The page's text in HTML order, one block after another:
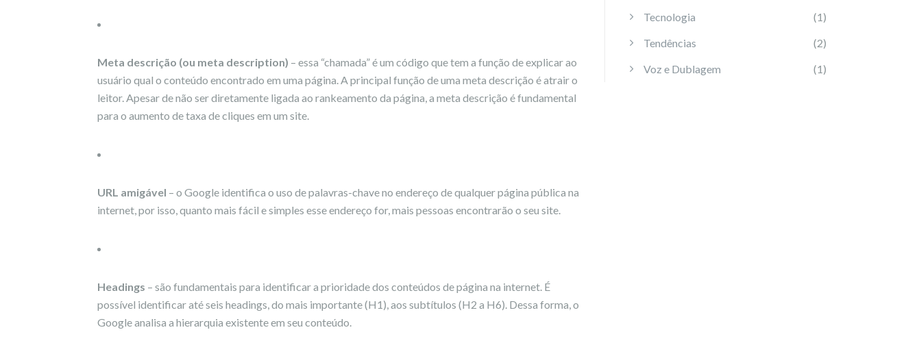
Meta descrição (ou meta description) – essa “chamada” é um código que tem a função de explicar ao
usuário qual o conteúdo encontrado em uma página. A principal função de uma meta descrição é atrair o
leitor. Apesar de não ser diretamente ligada ao rankeamento da página, a meta descrição é fundamental
para o aumento de taxa de cliques em um site.
URL amigável – o Google identifica o uso de palavras-chave no endereço de qualquer página pública na
internet, por isso, quanto mais fácil e simples esse endereço for, mais pessoas encontrarão o seu site.
Headings – são fundamentais para identificar a prioridade dos conteúdos de página na internet. É
possível identificar até seis headings, do mais importante (H1), aos subtítulos (H2 a H6). Dessa forma, o
Google analisa a hierarquia existente em seu conteúdo.
Tecnologia
(1)
Tendências
(2)
Voz e Dublagem
(1)